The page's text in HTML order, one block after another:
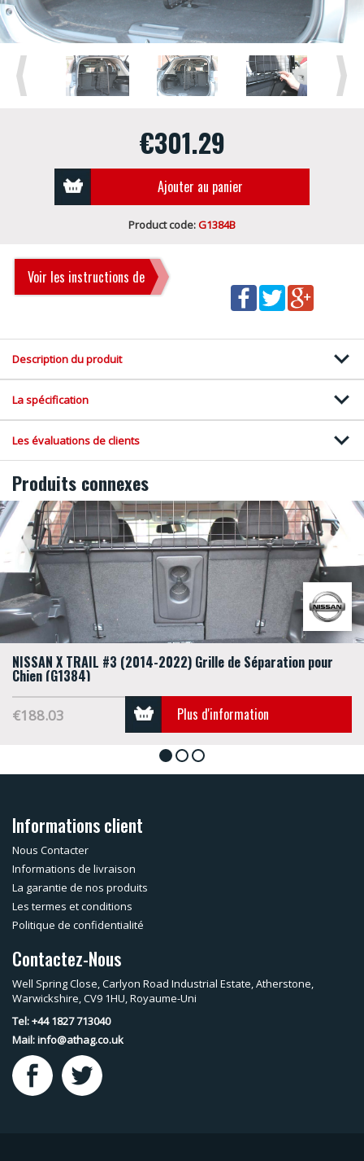
Previous Next
€301.29
Ajouter au panier
Product code:G1384B
Voir les instructions de
Description du produit
La spécification
Les évaluations de clients
Produits connexes
NISSAN X TRAIL #3 (2014-2022) Grille de Séparation pour
Chien (G1384)
€188.03 Plus d'information
1 2 3
Informations client
Nous Contacter
Informations de livraison
La garantie de nos produits
Les termes et conditions
Politique de confidentialité
Contactez-Nous
Well Spring Close, Carlyon Road Industrial Estate, Atherstone,
Warwickshire, CV9 1HU, Royaume-Uni
Tel: +44 1827 713040
Mail:info@athag.co.uk